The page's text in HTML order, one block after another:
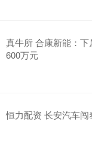
真牛所 合康新能：
600万元
恒力配资 长安汽车闯